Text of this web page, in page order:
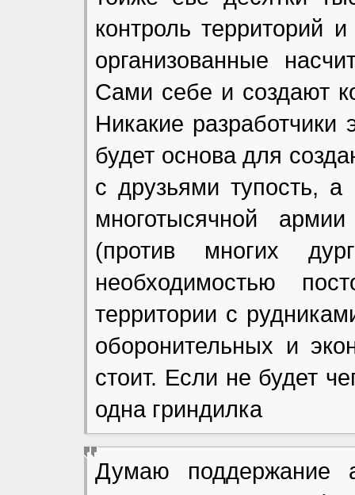
контроль
организованные
Сами себе и создают
Никакие разработчики
будет основа для
с друзьями тупость,
многотысячной
(против многих
необходимостью
территории с
оборонительных и
стоит. Если не будет
одна гриндилка
Думаю поддержание